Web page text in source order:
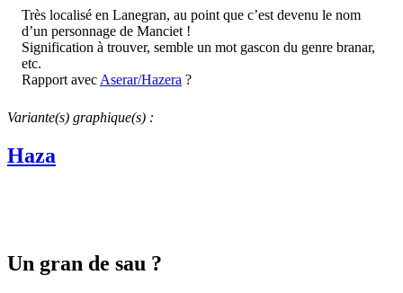
Très localisé en Lanegran, au point que c’est devenu le nom
d’un personnage de Manciet !
Signification à trouver, semble un mot gascon du genre branar,
etc.
Rapport avec Aserar/Hazera ?
Variante(s) graphique(s) :
Haza
Un gran de sau ?